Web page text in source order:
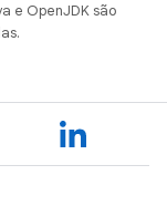
e OpenJDK são